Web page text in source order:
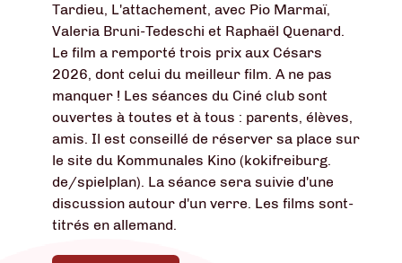
Tardieu, L'attachement, avec Pio Marmaï,
Valeria Bruni-Tedeschi et Raphaël Quenard.
Le film a remporté trois prix aux Césars
2026, dont celui du meilleur film. A ne pas
manquer ! Les séances du Ciné club sont
ouvertes à toutes et à tous : parents, élèves,
amis. Il est conseillé de réserver sa place sur
le site du Kommunales Kino (kokifreiburg.
de/spielplan). La séance sera suivie d'une
discussion autour d'un verre. Les films sont-
titrés en allemand.